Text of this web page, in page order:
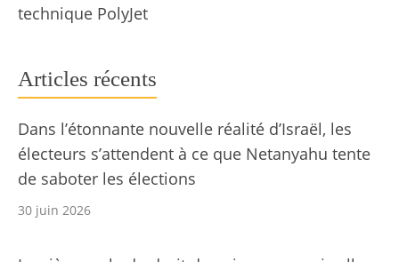
technique PolyJet
Articles récents
Dans l’étonnante nouvelle réalité d’Israël, les
électeurs s’attendent à ce que Netanyahu tente
de saboter les élections
30 juin 2026